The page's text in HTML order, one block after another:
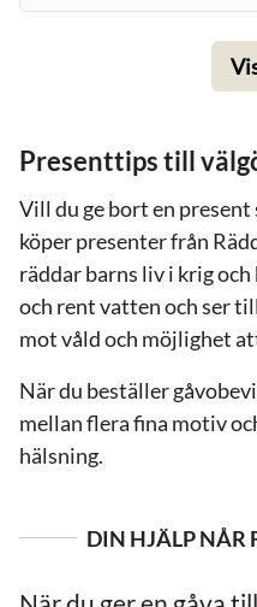
Presenttips till
Vill du ge bort en
köper presenter från
räddar barns liv i krig
och rent vatten och ser
mot våld och möjlighet
När du beställer
mellan flera fina motiv
hälsning.
DIN HJÄLP NÅR